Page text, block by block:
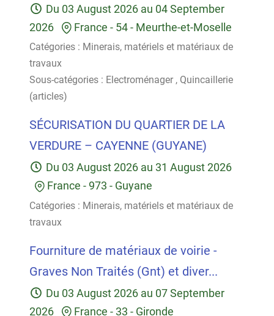
Du 03 August 2026 au 04 September
2026
France - 54 - Meurthe-et-Moselle
Catégories : Minerais, matériels et matériaux de
travaux
Sous-catégories : Electroménager , Quincaillerie
(articles)
SÉCURISATION DU QUARTIER DE LA
VERDURE – CAYENNE (GUYANE)
Du 03 August 2026 au 31 August 2026
France - 973 - Guyane
Catégories : Minerais, matériels et matériaux de
travaux
Fourniture de matériaux de voirie -
Graves Non Traités (Gnt) et diver...
Du 03 August 2026 au 07 September
2026
France - 33 - Gironde